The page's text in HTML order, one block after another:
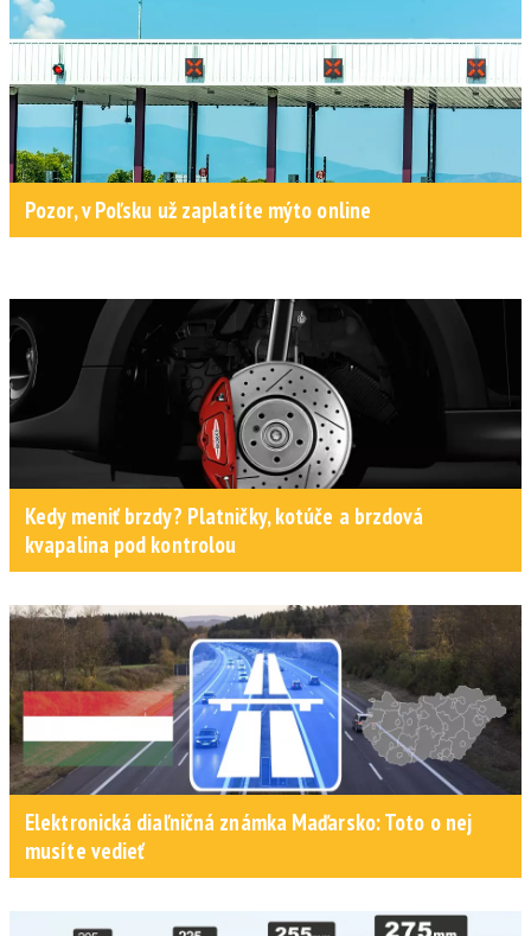
Pozor, v Poľsku už zaplatíte mýto online
Kedy meniť brzdy? Platničky, kotúče a brzdová
kvapalina pod kontrolou
Elektronická diaľničná známka Maďarsko: Toto o nej
musíte vedieť